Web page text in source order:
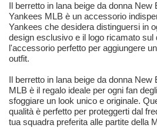
Il berretto in lana beige da donna New
Yankees MLB è un accessorio
Yankees che desidera distinguersi in
design esclusivo e il logo ricamato sul
l'accessorio perfetto per aggiungere
outfit.
Il berretto in lana beige da donna New
MLB è il regalo ideale per ogni fan
sfoggiare un look unico e originale.
qualità è perfetto per proteggerti dal
tua squadra preferita alle partite della